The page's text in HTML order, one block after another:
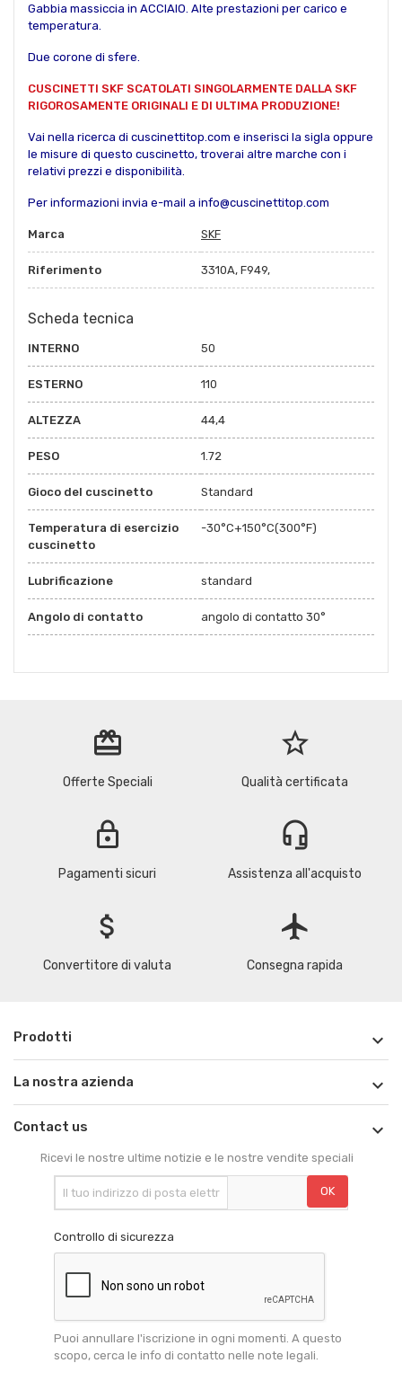
Gabbia massiccia in ACCIAIO. Alte prestazioni per carico e
temperatura.
Due corone di sfere.
CUSCINETTI SKF SCATOLATI SINGOLARMENTE DALLA SKF
RIGOROSAMENTE ORIGINALI E DI ULTIMA PRODUZIONE!
Vai nella ricerca di cuscinettitop.com e inserisci la sigla oppure
le misure di questo cuscinetto, troverai altre marche con i
relativi prezzi e disponibilità.
Per informazioni invia e-mail a info@cuscinettitop.com
Marca SKF
Riferimento 3310A, F949,
Scheda tecnica
INTERNO 50
ESTERNO 110
ALTEZZA 44,4
PESO 1.72
Gioco del cuscinetto Standard
Temperatura di esercizio
cuscinetto
-30°C+150°C(300°F)
Lubrificazione standard
Angolo di contatto angolo di contatto 30°
redeem
Offerte Speciali
star_border
Qualità certificata
lock
Pagamenti sicuri
headset_mic
Assistenza all'acquisto
attach_money
Convertitore di valuta
flight
Consegna rapida
Prodotti 
La nostra azienda 
Contact us 
Ricevi le nostre ultime notizie e le nostre vendite speciali
Controllo di sicurezza
Puoi annullare l'iscrizione in ogni momenti. A questo
scopo, cerca le info di contatto nelle note legali.